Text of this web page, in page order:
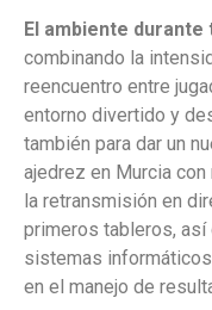
El ambiente
combinando la
reencuentro entre
entorno divertido y
también para dar un
ajedrez en Murcia
la retransmisión en
primeros tableros,
sistemas
en el manejo de